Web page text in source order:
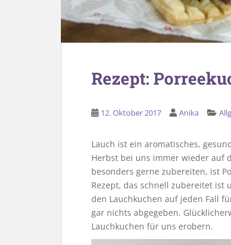
Rezept:
12. Oktober 2017 Anika
Lauch ist ein aromatisches,
Herbst bei uns immer wieder auf
besonders gerne zubereiten, ist
Rezept, das schnell zubereitet ist
den Lauchkuchen auf jeden Fall
gar nichts abgegeben.
Lauchkuchen für uns erobern.